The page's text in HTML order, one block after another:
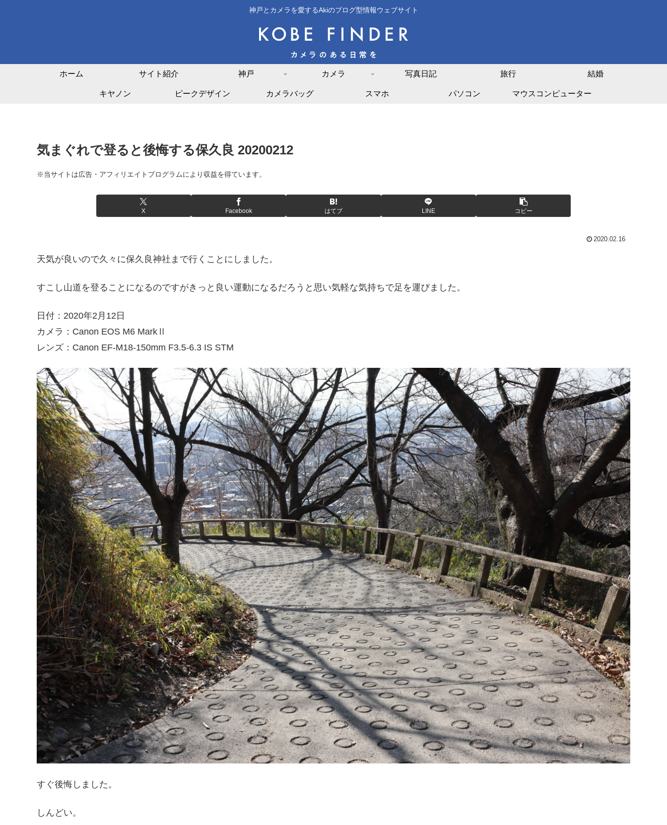
神戸とカメラを愛するAkiのブログ型情報ウェブサイト
ホーム サイト紹介 神戸 カメラ 写真日記 旅行 結婚
キヤノン ピークデザイン カメラバッグ スマホ パソコン マウスコンピューター
気まぐれで登ると後悔する保久良 20200212
※当サイトは広告・アフィリエイトプログラムにより収益を得ています。
X Facebook はてブ LINE コピー
2020.02.16
天気が良いので久々に保久良神社まで行くことにしました。
すこし山道を登ることになるのですがきっと良い運動になるだろうと思い気軽な気持ちで足を運びました。
日付：2020年2月12日
カメラ：Canon EOS M6 MarkⅡ
レンズ：Canon EF-M18-150mm F3.5-6.3 IS STM
すぐ後悔しました。
しんどい。